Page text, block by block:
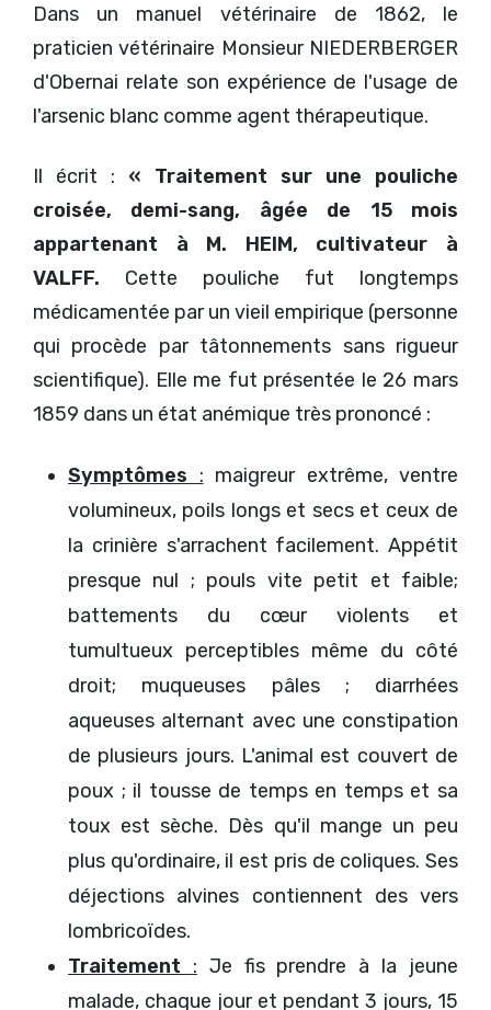
Dans un manuel vétérinaire de 1862, le
praticien vétérinaire Monsieur NIEDERBERGER
d'Obernai relate son expérience de l'usage de
l'arsenic blanc comme agent thérapeutique.
Il écrit : « Traitement sur une pouliche
croisée, demi-sang, âgée de 15 mois
appartenant à M. HEIM, cultivateur à
VALFF. Cette pouliche fut longtemps
médicamentée par un vieil empirique (personne
qui procède par tâtonnements sans rigueur
scientifique). Elle me fut présentée le 26 mars
1859 dans un état anémique très prononcé :
Symptômes : maigreur extrême, ventre
volumineux, poils longs et secs et ceux de
la crinière s'arrachent facilement. Appétit
presque nul ; pouls vite petit et faible;
battements du cœur violents et
tumultueux perceptibles même du côté
droit; muqueuses pâles ; diarrhées
aqueuses alternant avec une constipation
de plusieurs jours. L'animal est couvert de
poux ; il tousse de temps en temps et sa
toux est sèche. Dès qu'il mange un peu
plus qu'ordinaire, il est pris de coliques. Ses
déjections alvines contiennent des vers
lombricoïdes.
Traitement : Je fis prendre à la jeune
malade, chaque jour et pendant 3 jours, 15